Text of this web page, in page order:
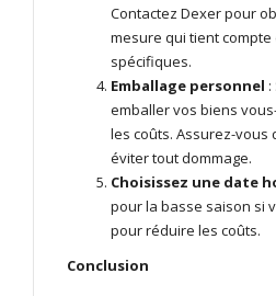
Contactez Dexer pour
mesure qui tient
spécifiques.
Emballage personnel
emballer vos biens
les coûts. Assurez-
éviter tout dommage.
Choisissez une date
pour la basse saison si
pour réduire les coûts.
Conclusion